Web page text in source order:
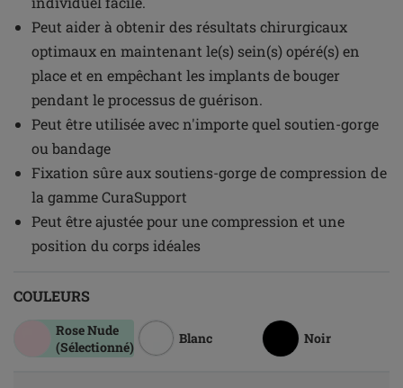
Peut aider à obtenir des résultats chirurgicaux
optimaux en maintenant le(s) sein(s) opéré(s) en
place et en empêchant les implants de bouger
pendant le processus de guérison.
Peut être utilisée avec n'importe quel soutien-gorge
ou bandage
Fixation sûre aux soutiens-gorge de compression de
la gamme CuraSupport
Peut être ajustée pour une compression et une
position du corps idéales
COULEURS
Rose Nude
(Sélectionné)
Blanc Noir